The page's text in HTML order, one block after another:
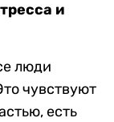
и
люди
чувствуют
есть